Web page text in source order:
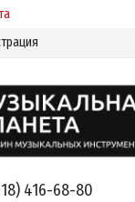
416-68-80